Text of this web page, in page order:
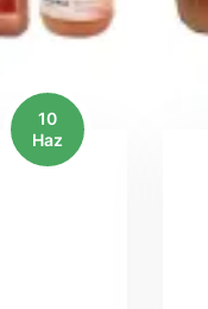
10
Haz